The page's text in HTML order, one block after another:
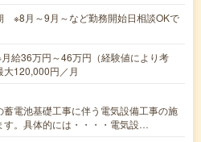
※8月～9月～など勤務開始日相談OKで
給36万円～46万円（経験値により考
大120,000円／月
蓄電池基礎工事に伴う電気設備工事の施
す。具体的には・・・・電気設…